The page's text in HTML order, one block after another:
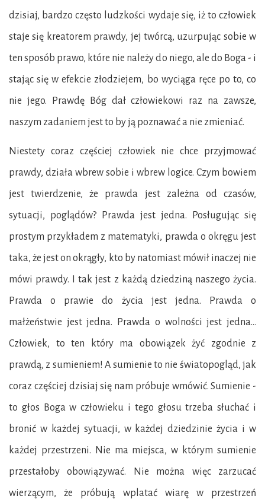
dzisiaj, bardzo często ludzkości wydaje się, iż to człowiek
staje się kreatorem prawdy, jej twórcą, uzurpując sobie w
ten sposób prawo, które nie należy do niego, ale do Boga - i
stając się w efekcie złodziejem, bo wyciąga ręce po to, co
nie jego. Prawdę Bóg dał człowiekowi raz na zawsze,
naszym zadaniem jest to by ją poznawać a nie zmieniać.
Niestety coraz częściej człowiek nie chce przyjmować
prawdy, działa wbrew sobie i wbrew logice. Czym bowiem
jest twierdzenie, że prawda jest zależna od czasów,
sytuacji, poglądów? Prawda jest jedna. Posługując się
prostym przykładem z matematyki, prawda o okręgu jest
taka, że jest on okrągły, kto by natomiast mówił inaczej nie
mówi prawdy. I tak jest z każdą dziedziną naszego życia.
Prawda o prawie do życia jest jedna. Prawda o
małżeństwie jest jedna. Prawda o wolności jest jedna...
Człowiek, to ten który ma obowiązek żyć zgodnie z
prawdą, z sumieniem! A sumienie to nie światopogląd, jak
coraz częściej dzisiaj się nam próbuje wmówić. Sumienie -
to głos Boga w człowieku i tego głosu trzeba słuchać i
bronić w każdej sytuacji, w każdej dziedzinie życia i w
każdej przestrzeni. Nie ma miejsca, w którym sumienie
przestałoby obowiązywać. Nie można więc zarzucać
wierzącym, że próbują wplatać wiarę w przestrzeń